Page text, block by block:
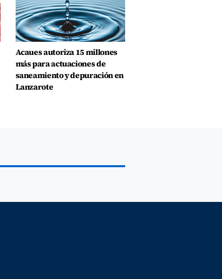
Acaues autoriza 15 millones
más para actuaciones de
saneamiento y depuración en
Lanzarote